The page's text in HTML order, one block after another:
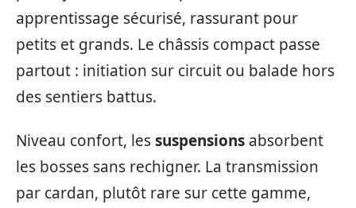
apprentissage sécurisé, rassurant pour
petits et grands. Le châssis compact passe
partout : initiation sur circuit ou balade hors
des sentiers battus.
Niveau confort, lessuspensions absorbent
les bosses sans rechigner. La transmission
par cardan, plutôt rare sur cette gamme,